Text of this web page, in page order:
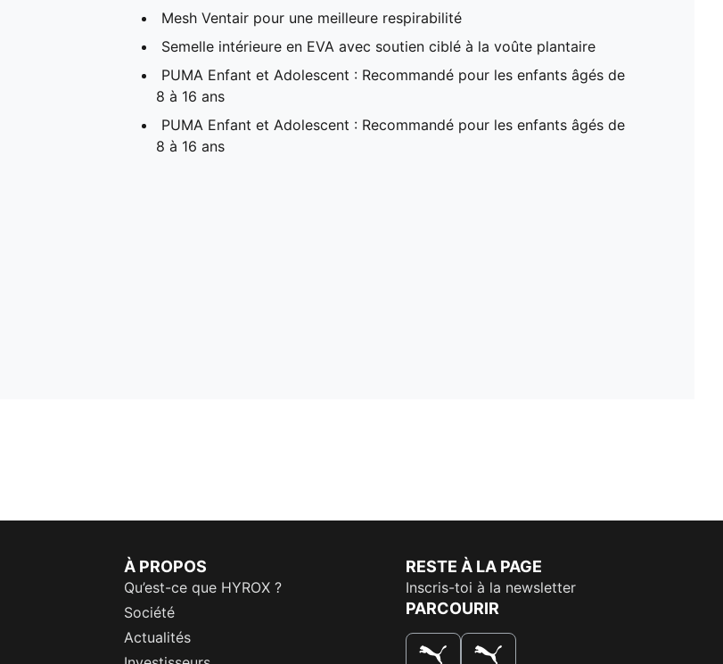
Mesh Ventair pour une meilleure respirabilité
Semelle intérieure en EVA avec soutien ciblé à la voûte plantaire
PUMA Enfant et Adolescent : Recommandé pour les enfants âgés de
8 à 16 ans
PUMA Enfant et Adolescent : Recommandé pour les enfants âgés de
8 à 16 ans
À PROPOS
Qu’est-ce que HYROX ?
Société
Actualités
RESTE À LA PAGE
Inscris-toi à la newsletter
PARCOURIR